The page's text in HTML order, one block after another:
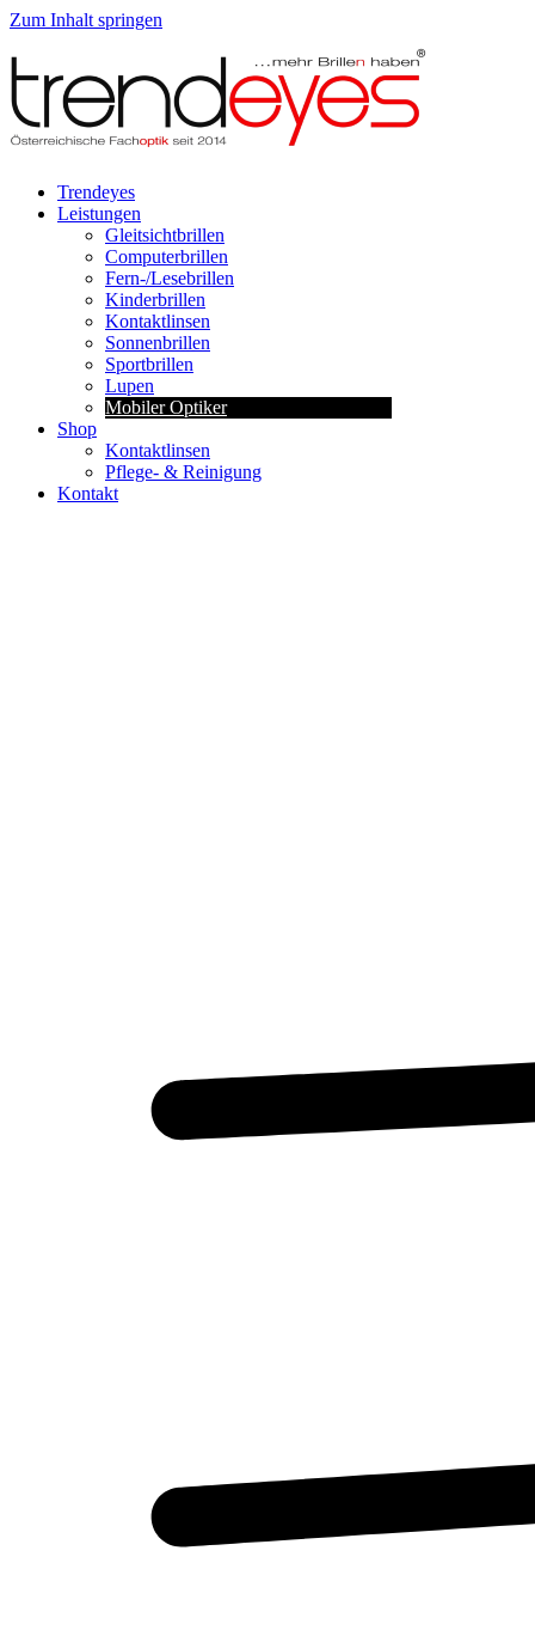
Zum Inhalt springen
Trendeyes
Leistungen
Gleitsichtbrillen
Computerbrillen
Fern-/Lesebrillen
Kinderbrillen
Kontaktlinsen
Sonnenbrillen
Sportbrillen
Lupen
Mobiler Optiker
Shop
Kontaktlinsen
Pflege- & Reinigung
Kontakt